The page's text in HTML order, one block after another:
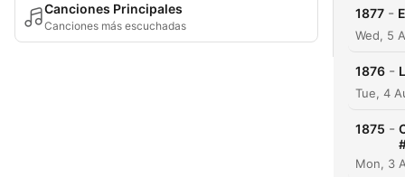
Canciones Principales
Canciones más escuchadas
1877 -
Wed, 5
1876 -
Tue, 4
1875 -
Mon, 3